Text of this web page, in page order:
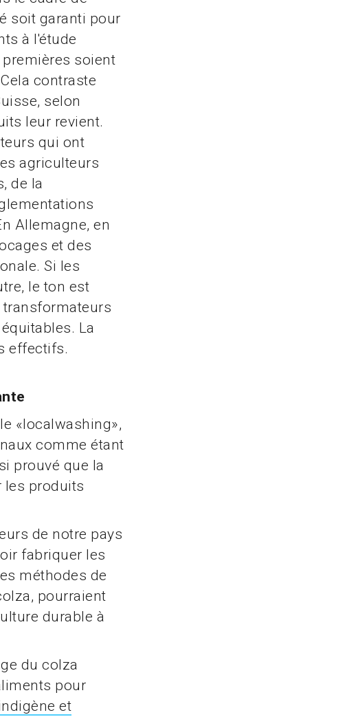
soit garanti pour
à l'étude
soient
contraste
selon
leur revient.
qui ont
agriculteurs
de la
Allemagne, en
et des
Si les
le ton est
La
effectifs.
«localwashing»,
comme étant
prouvé que la
les produits
de notre pays
fabriquer les
méthodes de
pourraient
durable à
du colza
pour
et